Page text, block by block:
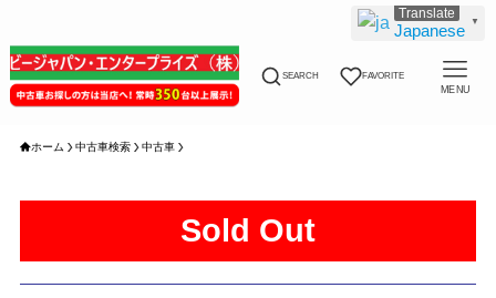
SEARCH FAVORITE
MENU
ホーム 中古車検索 中古車
Sold Out
Japanese ▼